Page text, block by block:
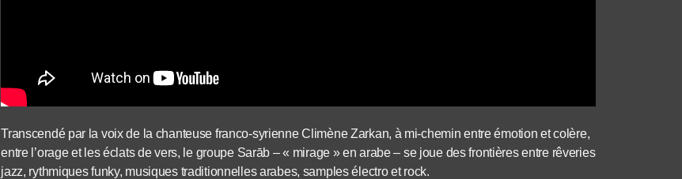
Transcendé par la voix de la chanteuse franco-syrienne Climène Zarkan, à mi-chemin entre émotion et colère,
entre l’orage et les éclats de vers, le groupe Sarāb – « mirage » en arabe – se joue des frontières entre rêveries
jazz, rythmiques funky, musiques traditionnelles arabes, samples électro et rock.